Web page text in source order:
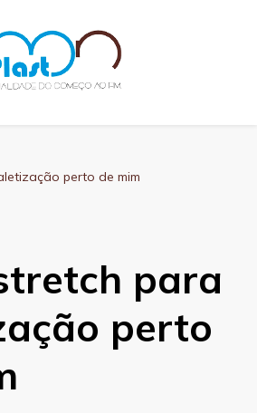
perto de mim
para
perto